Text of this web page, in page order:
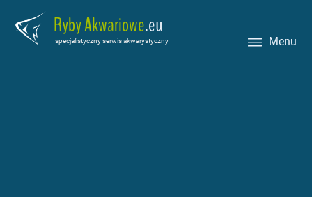
Ryby Akwariowe.eu
specjalistyczny serwis akwarystyczny Menu